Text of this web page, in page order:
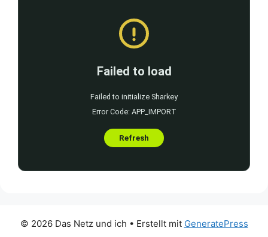
© 2026 Das Netz und ich • Erstellt mit GeneratePress